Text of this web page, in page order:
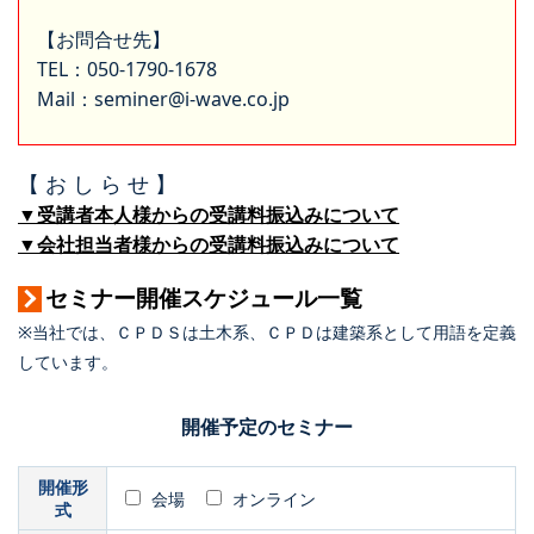
【お問合せ先】
TEL：050-1790-1678
Mail：seminer@i-wave.co.jp
【 お し ら せ 】
▼受講者本人様からの受講料振込みについて
▼会社担当者様からの受講料振込みについて
セミナー開催スケジュール一覧
※当社では、ＣＰＤＳは土木系、ＣＰＤは建築系として用語を定義
しています。
開催予定のセミナー
開催形
式
会場 オンライン